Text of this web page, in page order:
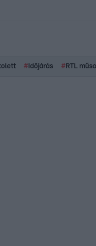
# Időjárás # RTL